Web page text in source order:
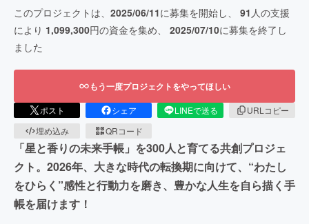
このプロジェクトは、 2025/06/11に募集を開始し、 91 人の支援
により 1,099,300円の資金を集め、 2025/07/10に募集を終了し
ました
もう一度プロジェクトをやってほしい
ポスト シェア LINEで送る
URLコピー
埋め込み
QRコード
「星と香りの未来手帳」を300人と育てる共創プロジェ
クト。2026年、大きな時代の転換期に向けて、“わたし
をひらく”感性と行動力を磨き、豊かな人生を自ら描く手
帳を届けます！